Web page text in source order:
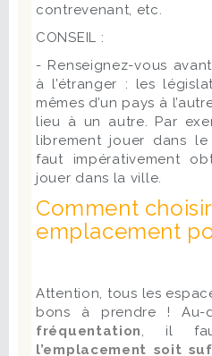
contrevenant, etc.
CONSEIL :
- Renseignez-vous
à l’étranger : les
mêmes d’un pays à
lieu à un autre. Par
librement jouer dans
faut impérativement
jouer dans la ville.
Comment
emplacement
Attention, tous les
bons à prendre ! Au-
fréquentation, il
l’emplacement soit